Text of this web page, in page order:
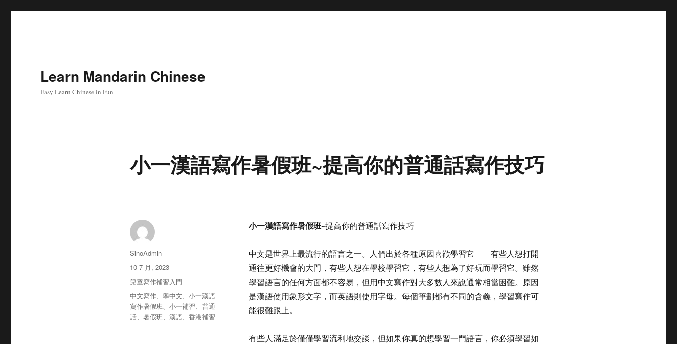
Learn Mandarin Chinese
Easy Learn Chinese in Fun
小一漢語寫作暑假班~提高你的普通話寫作技巧
小一漢語寫作暑假班~提高你的普通話寫作技巧
中文是世界上最流行的語言之一。人們出於各種原因喜歡學習它——有些人想打開
通往更好機會的大門，有些人想在學校學習它，有些人想為了好玩而學習它。雖然
學習語言的任何方面都不容易，但用中文寫作對大多數人來說通常相當困難。原因
是漢語使用象形文字，而英語則使用字母。每個筆劃都有不同的含義，學習寫作可
能很難跟上。
有些人滿足於僅僅學習流利地交談，但如果你真的想學習一門語言，你必須學習如
作
者
SinoAdmin
发
布
于
10 7 月, 2023
分
类
兒童寫作補習入門
标
签
中文寫作、 學中文、 小一漢語
寫作暑假班、 小一補習、 普通
話、 暑假班、 漢語、 香港補習